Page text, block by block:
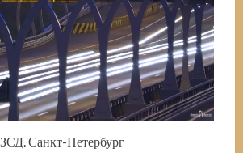
ЗСД. Санкт-Петербург